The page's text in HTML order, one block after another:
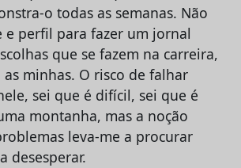
o todas as semanas. Não
e perfil para fazer um jornal
que se fazem na carreira,
minhas. O risco de falhar
sei que é difícil, sei que é
montanha, mas a noção
leva-me a procurar
desesperar.